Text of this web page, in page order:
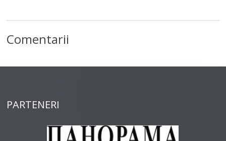
Comentarii
PARTENERI